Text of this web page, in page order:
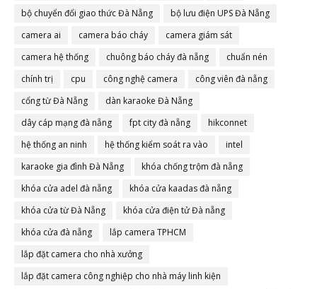
bộ chuyển đổi giao thức Đà Nẵng
bộ lưu điện UPS Đà Nẵng
camera ai
camera báo cháy
camera giám sát
camera hệ thống
chuông báo cháy đà nẵng
chuẩn nén
chính trị
cpu công nghệ camera
công viên đà nẵng
cổng từ Đà Nẵng
dàn karaoke Đà Nẵng
dây cáp mạng đà nẵng
fpt city đà nẵng
hikconnet
hệ thống an ninh
hệ thống kiểm soát ra vào
intel
karaoke gia đình Đà Nẵng
khóa chống trộm đà nẵng
khóa cửa adel đà nẵng
khóa cửa kaadas đà nẵng
khóa cửa từ Đà Nẵng
khóa cửa điện tử Đà nẵng
khóa cửa đà nẵng
lắp camera TPHCM
lắp đặt camera cho nhà xưởng
lắp đặt camera công nghiệp cho nhà máy linh kiện